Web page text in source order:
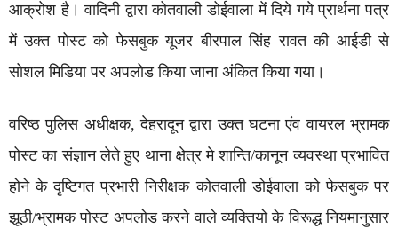
आक्रोश है। वादिनी द्वारा कोतवाली डोईवाला में दिये गये प्रार्थना पत्र
में उक्त पोस्ट को फेसबुक यूजर बीरपाल सिंह रावत की आईडी से
सोशल मिडिया पर अपलोड किया जाना अंकित किया गया।
वरिष्ठ पुलिस अधीक्षक, देहरादून द्वारा उक्त घटना एंव वायरल भ्रामक
पोस्ट का संज्ञान लेते हुए थाना क्षेत्र मे शान्ति/कानून व्यवस्था प्रभावित
होने के दृष्टिगत प्रभारी निरीक्षक कोतवाली डोईवाला को फेसबुक पर
झूठी/भ्रामक पोस्ट अपलोड करने वाले व्यक्तियो के विरूद्ध नियमानुसार